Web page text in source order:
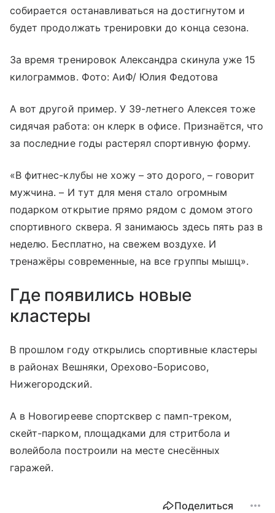
собирается останавливаться на достигнутом и
будет продолжать тренировки до конца сезона.
За время тренировок Александра скинула уже 15
килограммов. Фото: АиФ/ Юлия Федотова
А вот другой пример. У 39-летнего Алексея тоже
сидячая работа: он клерк в офисе. Признаётся, что
за последние годы растерял спортивную форму.
«В фитнес-клубы не хожу – это дорого, – говорит
мужчина. – И тут для меня стало огромным
подарком открытие прямо рядом с домом этого
спортивного сквера. Я занимаюсь здесь пять раз в
неделю. Бесплатно, на свежем воздухе. И
тренажёры современные, на все группы мышц».
Где появились новые
кластеры
В прошлом году открылись спортивные кластеры
в районах Вешняки, Орехово-Борисово,
Нижегородский.
А в Новогирееве спортсквер с памп-треком,
скейт-парком, площадками для стритбола и
волейбола построили на месте снесённых
гаражей.
Поделиться